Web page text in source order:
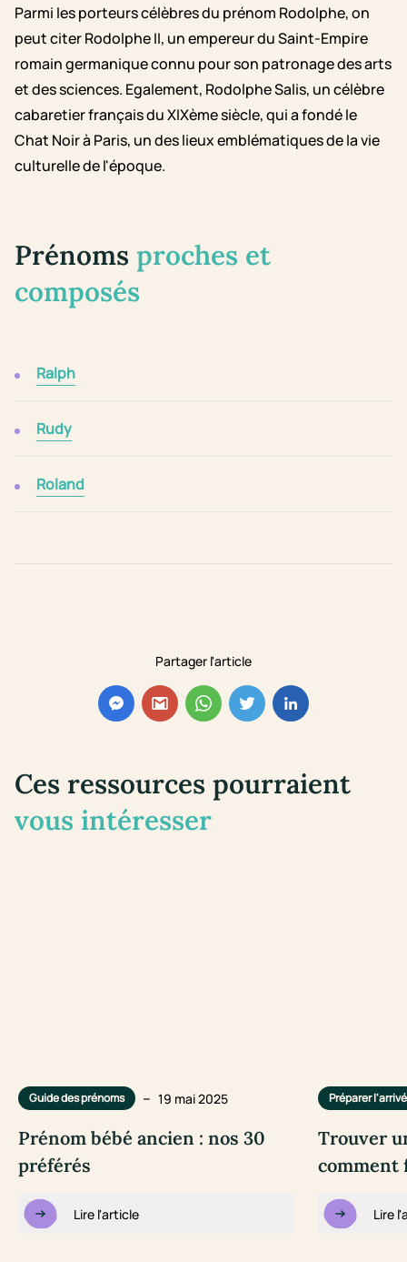
Partager l'article
Parmi les porteurs célèbres du prénom Rodolphe, on
peut citer Rodolphe II, un empereur du Saint-Empire
romain germanique connu pour son patronage des arts
et des sciences. Egalement, Rodolphe Salis, un célèbre
cabaretier français du XIXème siècle, qui a fondé le
Chat Noir à Paris, un des lieux emblématiques de la vie
culturelle de l'époque.
Prénoms proches et
composés
Ralph
Rudy
Roland
Ces ressources pourraient
vous intéresser
Guide des prénoms – 19 mai 2025
Prénom bébé ancien : nos 30
préférés
Lire l'article
Préparer
Trouver
comment
Lire